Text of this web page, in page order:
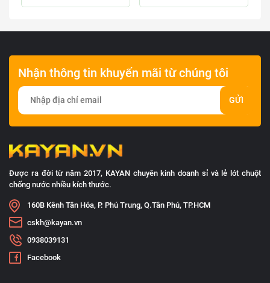
Nhận thông tin khuyến mãi từ chúng tôi
GỬI
Được ra đời từ năm 2017, KAYAN chuyên kinh doanh sỉ và lẻ lót chuột
chống nước nhiều kích thước.
160B Kênh Tân Hóa, P. Phú Trung, Q.Tân Phú, TP.HCM
cskh@kayan.vn
0938039131
Facebook